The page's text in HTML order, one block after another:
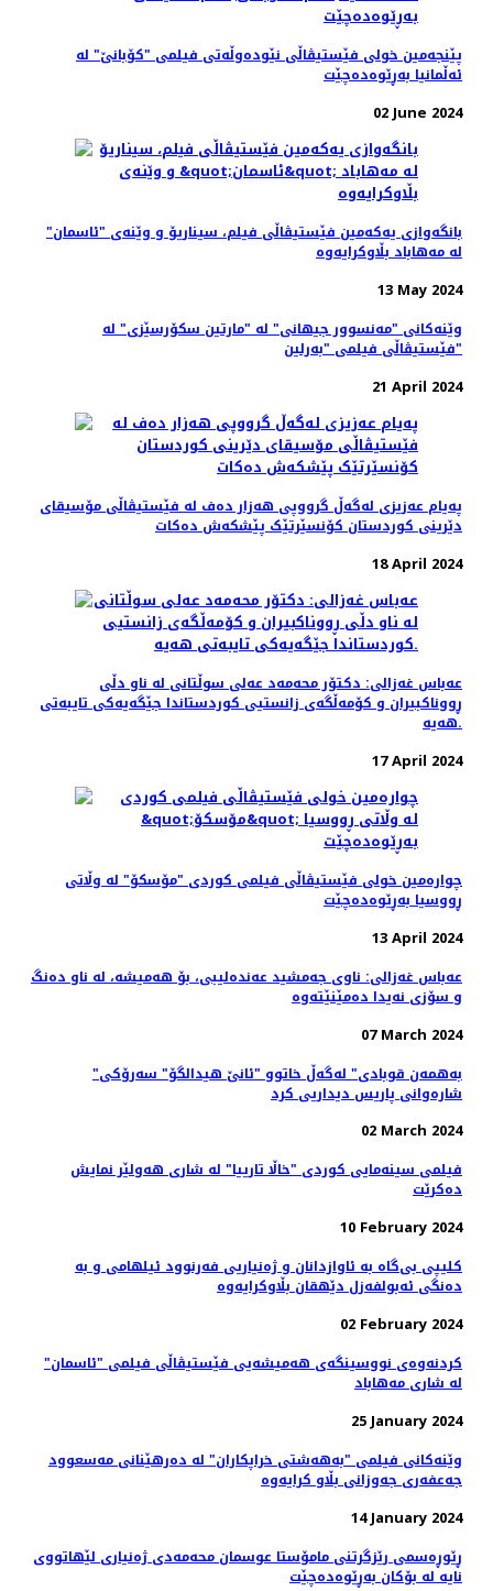
پێنجەمین خولی فێستیڤاڵی نێودەوڵەتی فیلمی "کۆبانێ" لە
ئەڵمانیا بەڕێوەده‌چێت
02 June 2024
بانگەوازی یەکەمین فێستیڤاڵی فیلم، سیناریۆ و وێنه‌ی "ئاسمان"
لە مەهاباد بڵاوکرایەوە
13 May 2024
وێنەکانی "مەنسوور جیهانی" له‌ "مارتین سکۆرسێزی" لە
فێستیڤاڵی فیلمی "بەرلین"
21 April 2024
پەیام عەزیزی لەگەڵ گرووپی هەزار دەف لە فێستیڤاڵی مۆسیقای
دێرینی کوردستان کۆنسێرتێک پێشکەش دەکات
18 April 2024
عه‌باس غه‌زالی: دکتۆر محەمەد عەلی سوڵتانی لە ناو دڵی
ڕووناکبیران و کۆمەڵگەی زانستیی کوردستاندا جێگەیەکی تایبەتی
هەیە.
17 April 2024
چواره‌مین خولی فێستیڤاڵی فیلمی کوردی "مۆسکۆ" لە وڵاتی
ڕووسیا بەڕێوەده‌چێت
13 April 2024
عەباس غەزالی: ناوی جەمشید عەندەلیبی، بۆ هەمیشە، لە ناو دەنگ
و سۆزی نەیدا دەمێنێتەوە
07 March 2024
"به‌همه‌ن قوبادی" له‌گه‌ڵ خاتوو "ئانێ هیدالگۆ" سه‌رۆکی
شاره‌وانی پاریس دیداریی کرد
02 March 2024
فیلمی سینه‌مایی کوردی "خاڵا تارییا" لە شاری هه‌ولێر نمایش
ده‌کرێت
10 February 2024
کلیپی بی‌گاە بە ئاوازدانان و ژه‌نیاریی فه‌رنوود ئیلهامی و به‌
دەنگی ئەبولفەزل دێهقان بڵاوکرایەوە
02 February 2024
کردنەوەی نووسینگه‌ی هەمیشەیی فێستیڤاڵی فیلمی "ئاسمان"
لە شاری مەهاباد
25 January 2024
وێنەکانی فیلمی "به‌هه‌شتی خراپکاران" لە دەرهێنانی مەسعوود
جەعفەری جه‌وزانی بڵاو کرایەوە
14 January 2024
ڕێوڕه‌سمی رێزگرتنی مامۆستا عوسمان محەمەدی ژه‌نیاری لێهاتووی
نایه‌ لە بۆکان بەڕێوەدەچێت